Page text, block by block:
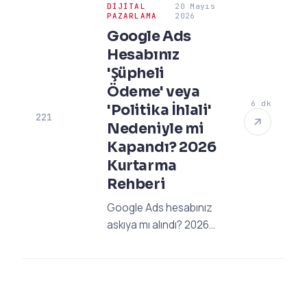
işletmeniz için en doğru
stratejiyi keşfedin.
221
DIJITAL
PAZARLAMA
20 Mayıs
2026
Google Ads
Hesabınız
'Şüpheli
Ödeme' veya
'Politika İhlali'
Nedeniyle mi
Kapandı? 2026
Kurtarma
Rehberi
Google Ads hesabınız
askıya mı alındı? 2026
6 dk